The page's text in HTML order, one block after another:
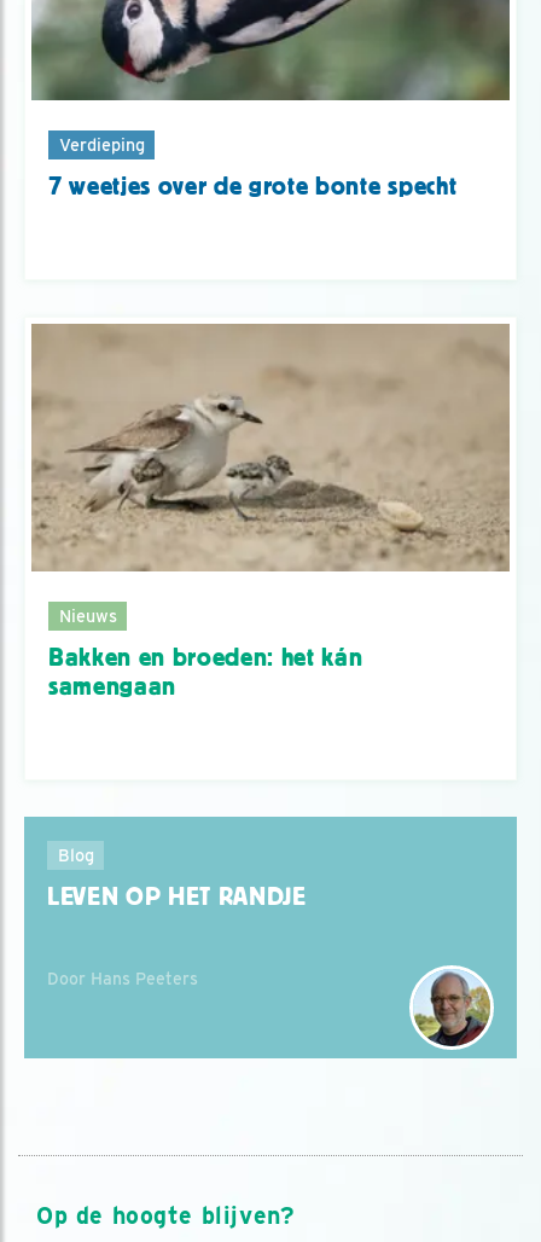
Verdieping
7 weetjes over de grote bonte specht
Nieuws
Bakken en broeden: het kán
samengaan
Blog
LEVEN OP HET RANDJE
Door Hans Peeters
Op de hoogte blijven?